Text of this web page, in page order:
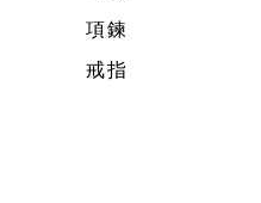
項鍊
戒指